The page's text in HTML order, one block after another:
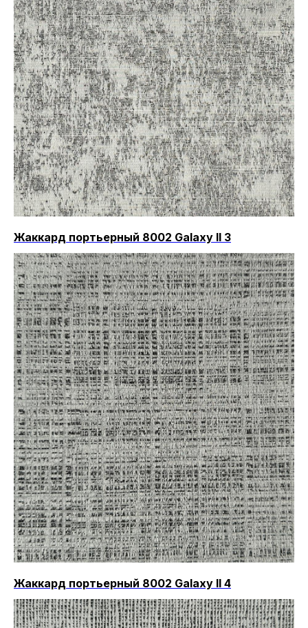
Жаккард портьерный 8002 Galaxy II 3
Жаккард портьерный 8002 Galaxy II 4